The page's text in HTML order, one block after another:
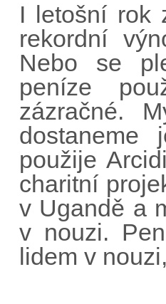
I letošní rok
rekordní
Nebo se
peníze
zázračné.
dostaneme
použije
charitní
v Ugandě a
v nouzi.
lidem v